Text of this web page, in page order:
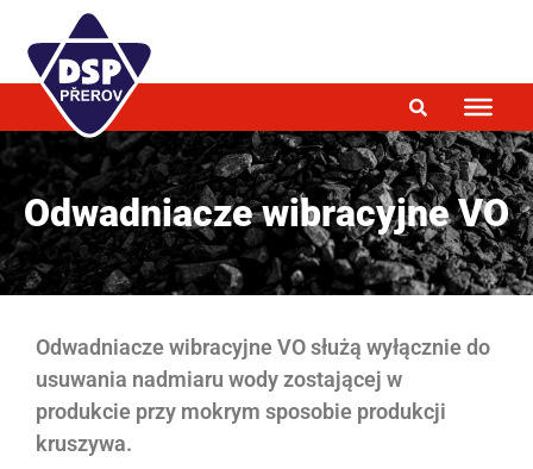
Odwadniacze wibracyjne VO
Odwadniacze wibracyjne VO służą wyłącznie do
usuwania nadmiaru wody zostającej w
produkcie przy mokrym sposobie produkcji
kruszywa.